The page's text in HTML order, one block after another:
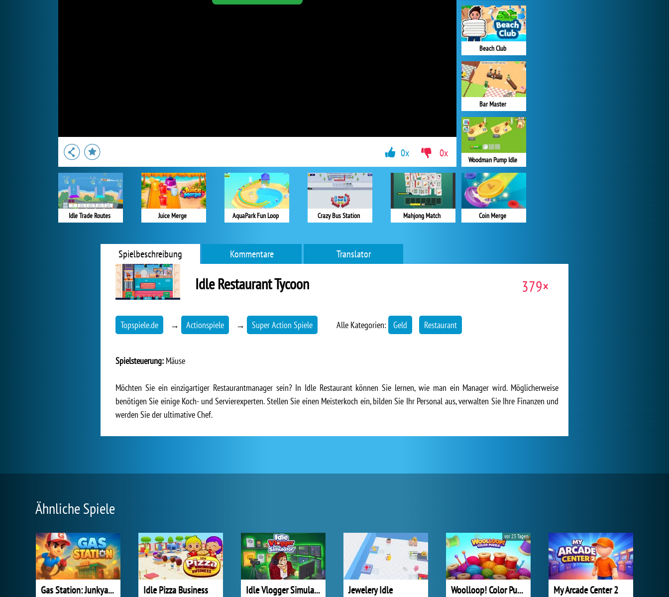
Beach Club
Bar Master
Woodman Pump Idle
Coin Merge
Idle Trade Routes Juice Merge AquaPark Fun Loop Crazy Bus Station Mahjong Match
0x 0x
Spielbeschreibung Kommentare Translator
Idle Restaurant Tycoon 379×
Topspiele.de → Actionspiele → Super Action Spiele Alle Kategorien: Geld Restaurant
Spielsteuerung: Mäuse
Möchten Sie ein einzigartiger Restaurantmanager sein? In Idle Restaurant können Sie lernen, wie man ein Manager wird. Möglicherweise
benötigen Sie einige Koch- und Servierexperten. Stellen Sie einen Meisterkoch ein, bilden Sie Ihr Personal aus, verwalten Sie Ihre Finanzen und
werden Sie der ultimative Chef.
Ähnliche Spiele
Gas Station: Junkyard Tycoon Idle Pizza Business Idle Vlogger Simulator Jewelery Idle Woolloop! Color Puzzle
vor 23 Tagen
My Arcade Center 2